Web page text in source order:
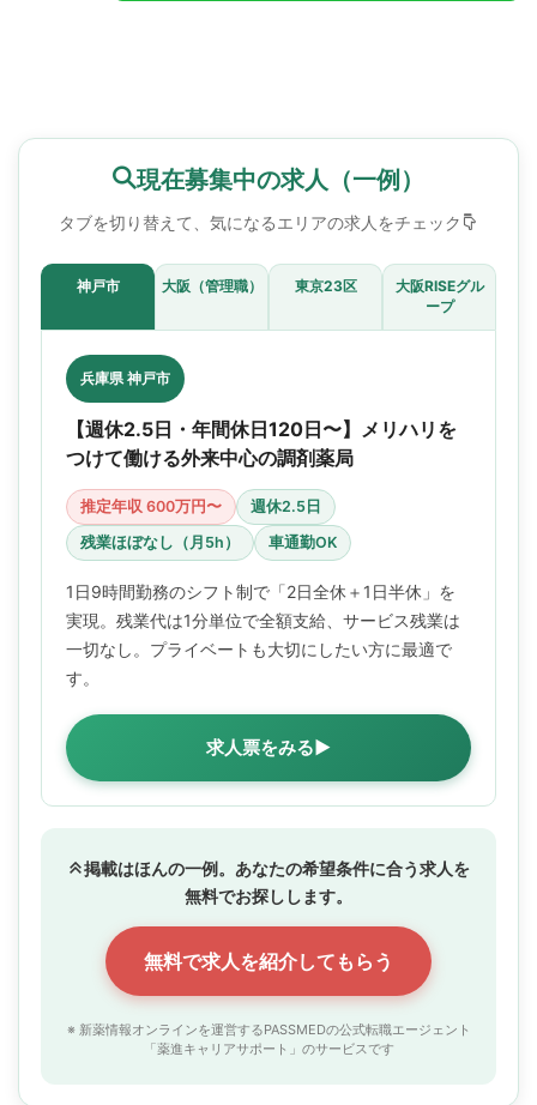
現在募集中の求人（一例）
タブを切り替えて、気になるエリアの求人をチェック
神戸市 大阪（管理職） 東京23区
大阪RISEグル
ープ
兵庫県 神戸市
【週休2.5日・年間休日120日〜】メリハリを
つけて働ける外来中心の調剤薬局
推定年収 600万円〜
週休2.5日
残業ほぼなし（月5h）
車通勤OK
1日9時間勤務のシフト制で「2日全休＋1日半休」を
実現。残業代は1分単位で全額支給、サービス残業は
一切なし。プライベートも大切にしたい方に最適で
す。
求人票をみる▶
掲載はほんの一例。あなたの希望条件に合う求人を
無料でお探しします。
無料で求人を紹介してもらう
※ 新薬情報オンラインを運営するPASSMEDの公式転職エージェント
「薬進キャリアサポート」のサービスです